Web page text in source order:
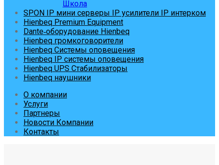
Школа
SPON IP мини серверы IP усилители IP интерком
Hienbeq Premium Equipment
Dante‑оборудование Hienbeq
Hienbeq громкоговорители
Hienbeq Системы оповещения
Hienbeq IP системы оповещения
Hienbeq UPS Стабилизаторы
Hienbeq наушники
О компании
Услуги
Партнеры
Новости Компании
Контакты